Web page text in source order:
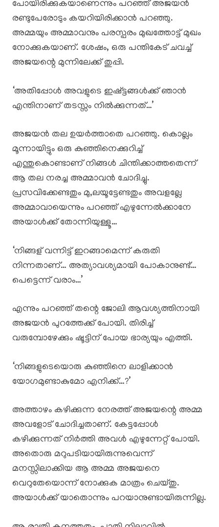
പോയിരിക്കുകയാണെന്നും പറഞ്ഞ് അജയൻ
രണ്ടുപേരോടും കയറിയിരിക്കാൻ പറഞ്ഞു.
അമ്മയും അമ്മാവനും പരസ്പരം മുഖത്തോട്ട് മുഖം
നോക്കുകയാണ്. ശേഷം, ഒരു പന്തികേട് ചവച്ച്
അജയന്റെ മുന്നിലേക്ക് തുപ്പി.
‘അതിപ്പോൾ അവളുടെ ഇഷ്ട്ടങ്ങൾക്ക് ഞാൻ
എന്തിനാണ് തടസ്സം നിൽക്കുന്നത്…’
അജയൻ തല ഉയർത്താതെ പറഞ്ഞു. കൊല്ലം
മൂന്നായിട്ടും ഒരു കുഞ്ഞിനെക്കുറിച്ച്
എന്തുകൊണ്ടാണ് നിങ്ങൾ ചിന്തിക്കാത്തതെന്ന്
ആ തല നരച്ച അമ്മാവൻ ചോദിച്ചു.
പ്രസവിക്കേണ്ടതും മു,ലയൂട്ടേണ്ടതും അവളല്ലേ
അമ്മാവായെന്നും പറഞ്ഞ് എഴുന്നേൽക്കാനേ
അയാൾക്ക് തോന്നിയുള്ളൂ…
‘നിങ്ങള് വന്നിട്ട് ഇറങ്ങാമെന്ന് കരുതി
നിന്നതാണ്… അത്യാവശ്യമായി പോകാനുണ്ട്…
പെട്ടെന്ന് വരാം…’
എന്നും പറഞ്ഞ് തന്റെ ജോലി ആവശ്യത്തിനായി
അജയൻ പുറത്തേക്ക് പോയി. തിരിച്ച്
വരുമ്പോഴേക്കും ഷൂട്ടിന് പോയ ഭാര്യയും എത്തി.
‘നിങ്ങളുടെയൊരു കുഞ്ഞിനെ ലാളിക്കാൻ
യോഗമുണ്ടാകുമോ എനിക്ക്…?’
അത്താഴം കഴിക്കുന്ന നേരത്ത് അജയന്റെ അമ്മ
അവളോട് ചോദിച്ചതാണ്. കേട്ടപ്പോൾ
കഴിക്കുന്നത് നിർത്തി അവൾ എഴുന്നേറ്റ് പോയി.
അതൊരു മറുപടിയായിരുന്നുവെന്ന്
മനസ്സിലാക്കിയ ആ അമ്മ അജയനെ
വെറുതേയൊന്ന് നോക്കുക മാത്രം ചെയ്തു.
അയാൾക്ക് യാതൊന്നും പറയാനുണ്ടായിരുന്നില്ല.